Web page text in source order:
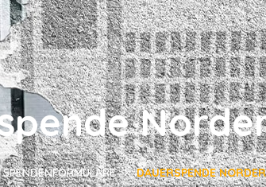
SPENDENFORMULARE DAUERSPENDE